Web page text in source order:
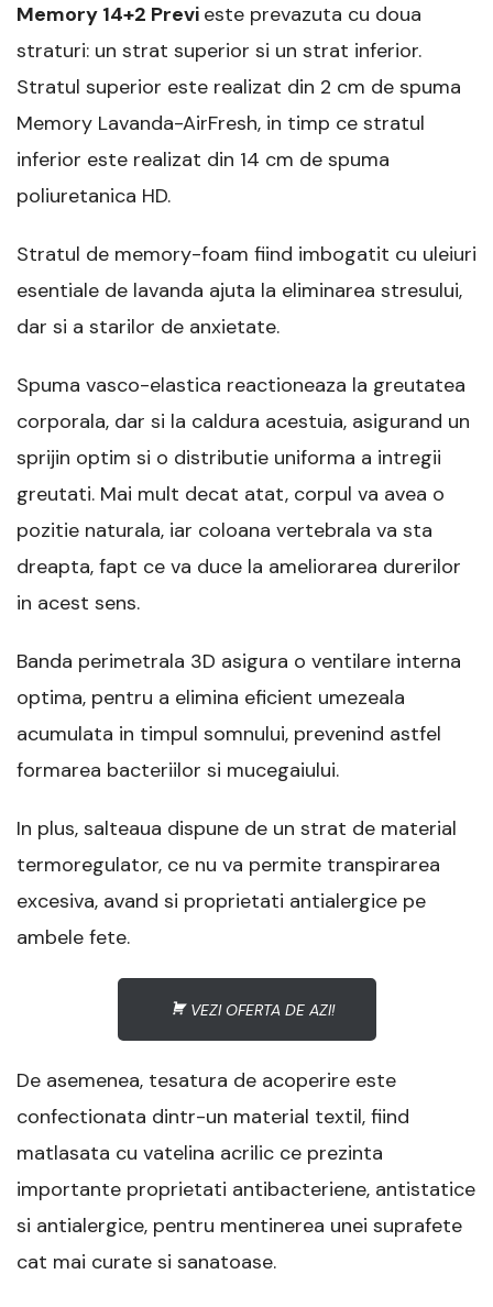
Memory 14+2 Previ este prevazuta cu doua
straturi: un strat superior si un strat inferior.
Stratul superior este realizat din 2 cm de spuma
Memory Lavanda-AirFresh, in timp ce stratul
inferior este realizat din 14 cm de spuma
poliuretanica HD.
Stratul de memory-foam fiind imbogatit cu uleiuri
esentiale de lavanda ajuta la eliminarea stresului,
dar si a starilor de anxietate.
Spuma vasco-elastica reactioneaza la greutatea
corporala, dar si la caldura acestuia, asigurand un
sprijin optim si o distributie uniforma a intregii
greutati. Mai mult decat atat, corpul va avea o
pozitie naturala, iar coloana vertebrala va sta
dreapta, fapt ce va duce la ameliorarea durerilor
in acest sens.
Banda perimetrala 3D asigura o ventilare interna
optima, pentru a elimina eficient umezeala
acumulata in timpul somnului, prevenind astfel
formarea bacteriilor si mucegaiului.
In plus, salteaua dispune de un strat de material
termoregulator, ce nu va permite transpirarea
excesiva, avand si proprietati antialergice pe
ambele fete.
VEZI OFERTA DE AZI!
De asemenea, tesatura de acoperire este
confectionata dintr-un material textil, fiind
matlasata cu vatelina acrilic ce prezinta
importante proprietati antibacteriene, antistatice
si antialergice, pentru mentinerea unei suprafete
cat mai curate si sanatoase.